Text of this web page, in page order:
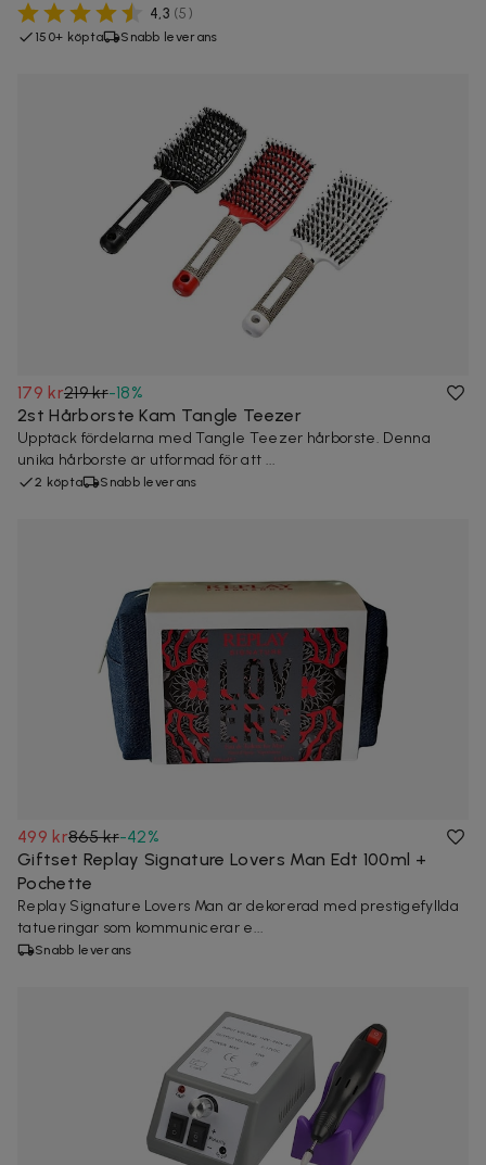
4,3 (5)
150+ köpta Snabb leverans
179 kr219 kr-18%
2st Hårborste Kam Tangle Teezer
Upptäck fördelarna med Tangle Teezer hårborste. Denna
unika hårborste är utformad för att ...
2 köpta Snabb leverans
499 kr865 kr-42%
Giftset Replay Signature Lovers Man Edt 100ml +
Pochette
Replay Signature Lovers Man är dekorerad med prestigefyllda
tatueringar som kommunicerar e...
Snabb leverans